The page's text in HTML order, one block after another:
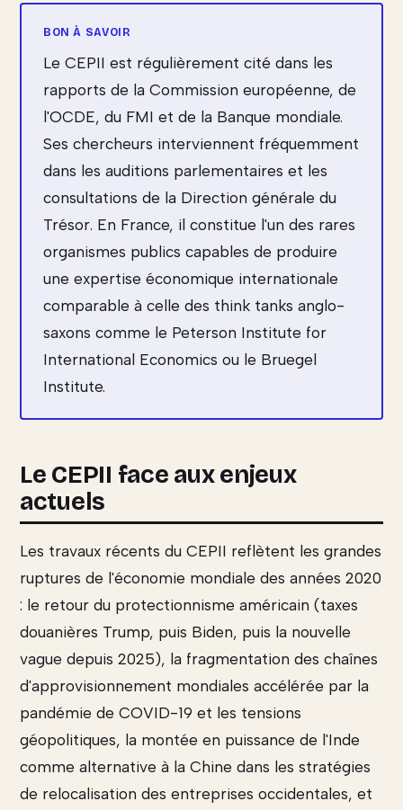
Le CEPII est régulièrement cité dans les
rapports de la Commission européenne, de
l'OCDE, du FMI et de la Banque mondiale.
Ses chercheurs interviennent fréquemment
dans les auditions parlementaires et les
consultations de la Direction générale du
Trésor. En France, il constitue l'un des rares
organismes publics capables de produire
une expertise économique internationale
comparable à celle des think tanks anglo-
saxons comme le Peterson Institute for
International Economics ou le Bruegel
Institute.
Le CEPII face aux enjeux
actuels
Les travaux récents du CEPII reflètent les grandes
ruptures de l'économie mondiale des années 2020
: le retour du protectionnisme américain (taxes
douanières Trump, puis Biden, puis la nouvelle
vague depuis 2025), la fragmentation des chaînes
d'approvisionnement mondiales accélérée par la
pandémie de COVID-19 et les tensions
géopolitiques, la montée en puissance de l'Inde
comme alternative à la Chine dans les stratégies
de relocalisation des entreprises occidentales, et